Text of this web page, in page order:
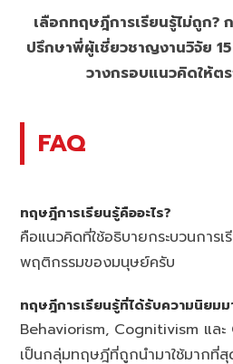
เลือกทฤษฎีการเรียนรู้ไม่ถูก?
ปรึกษาพี่ผู้เชี่ยวชาญงานวิจัย
วางกรอบแนวคิดให้ต
FAQ
ทฤษฎีการเรียนรู้คืออะไร?
คือแนวคิดที่ใช้อธิบายกระบวนการ
พฤติกรรมของมนุษย์ครับ
ทฤษฎีการเรียนรู้ที่ได้รับความนิยมม
Behaviorism, Cognitivism แล
เป็นกลุ่มทฤษฎีที่ถูกนำมาใช้มากที่สุ